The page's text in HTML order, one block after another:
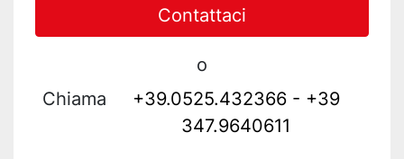
Contattaci
o
Chiama
+39.0525.432366 - +39
347.9640611